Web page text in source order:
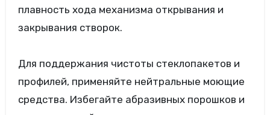
плавность хода механизма открывания и
закрывания створок.
Для поддержания чистоты стеклопакетов и
профилей, применяйте нейтральные моющие
средства. Избегайте абразивных порошков и